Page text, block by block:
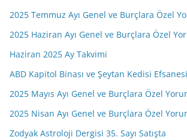
2025 Temmuz Ayı Genel ve Burçlara Özel
2025 Haziran Ayı Genel ve Burçlara Özel
Haziran 2025 Ay Takvimi
ABD Kapitol Binası ve Şeytan Kedisi Efsanesi
2025 Mayıs Ayı Genel ve Burçlara Özel
2025 Nisan Ayı Genel ve Burçlara Özel
Zodyak Astroloji Dergisi 35. Sayı Satışta